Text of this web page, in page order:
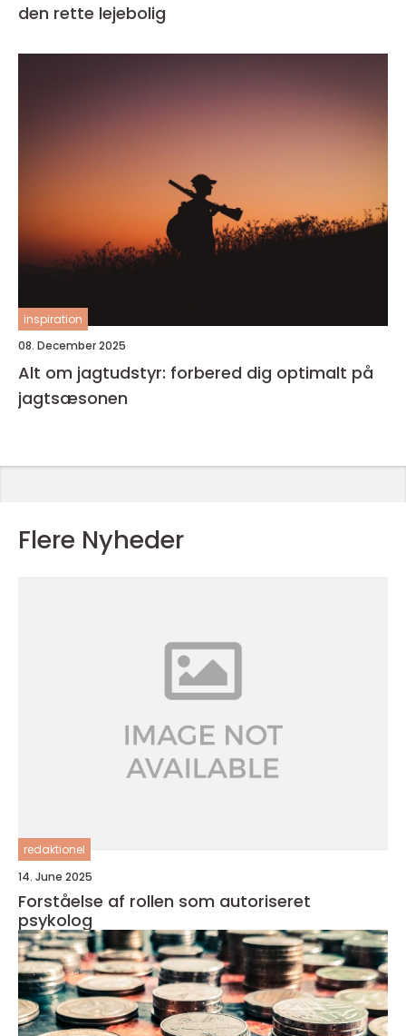
den rette lejebolig
inspiration
08. December 2025
Alt om jagtudstyr: forbered dig optimalt på
jagtsæsonen
Flere Nyheder
redaktionel
14. June 2025
Forståelse af rollen som autoriseret
psykolog